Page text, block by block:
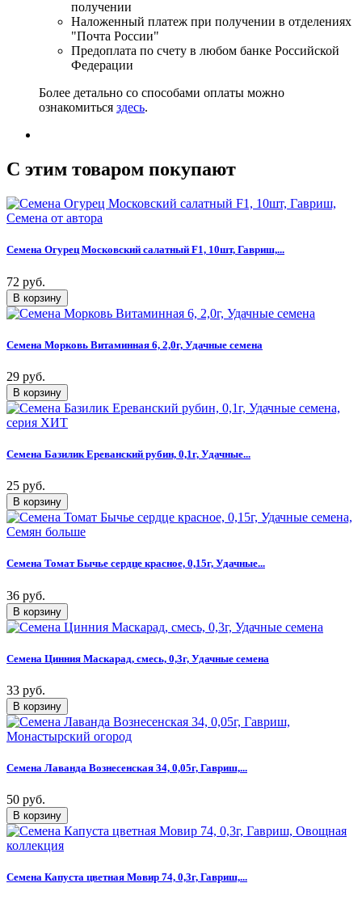
получении
Наложенный платеж при получении в отделениях
"Почта России"
Предоплата по счету в любом банке Российской
Федерации
Более детально со способами оплаты можно
ознакомиться здесь.
C этим товаром покупают
Семена Огурец Московский салатный F1, 10шт, Гавриш,...
72 руб.
Семена Морковь Витаминная 6, 2,0г, Удачные семена
29 руб.
Семена Базилик Ереванский рубин, 0,1г, Удачные...
25 руб.
Семена Томат Бычье сердце красное, 0,15г, Удачные...
36 руб.
Семена Цинния Маскарад, смесь, 0,3г, Удачные семена
33 руб.
Семена Лаванда Вознесенская 34, 0,05г, Гавриш,...
50 руб.
Семена Капуста цветная Мовир 74, 0,3г, Гавриш,...